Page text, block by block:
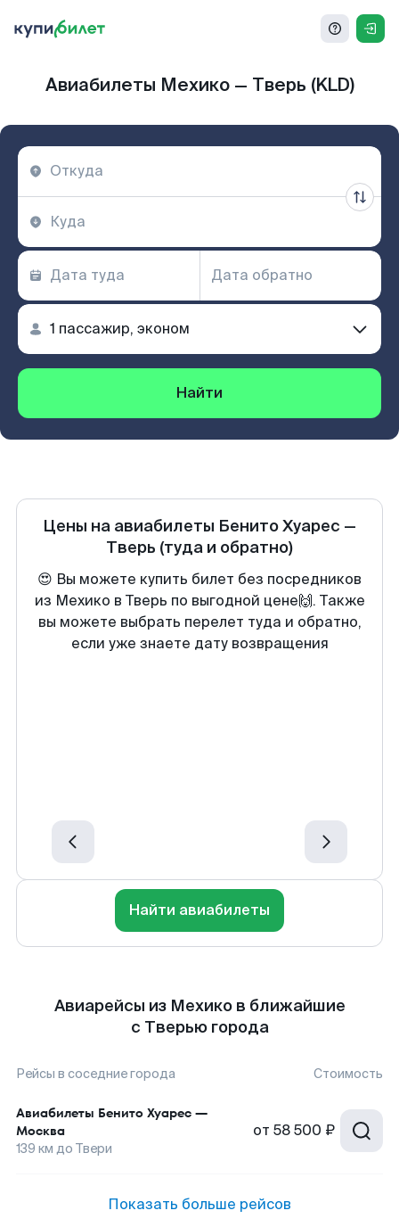
Авиабилеты Мехико — Тверь (KLD)
Найти
Цены на авиабилеты Бенито Хуарес —
Тверь (туда и обратно)
😍 Вы можете купить билет без посредников
из Мехико в Тверь по выгодной цене🙌. Также
вы можете выбрать перелет туда и обратно,
если уже знаете дату возвращения
Найти авиабилеты
Авиарейсы из Мехико в ближайшие
с Тверью города
Рейсы в соседние города Стоимость
Авиабилеты Бенито Хуарес —
Москва
139 км до Твери
от 58 500 ₽
Показать больше рейсов